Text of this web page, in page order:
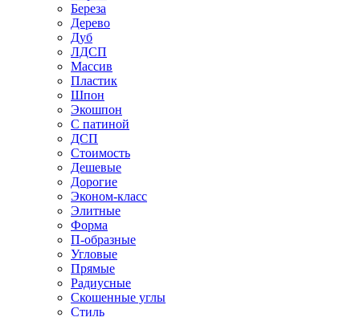
Береза
Дерево
Дуб
ЛДСП
Массив
Пластик
Шпон
Экошпон
С патиной
ДСП
Стоимость
Дешевые
Дорогие
Эконом-класс
Элитные
Форма
П-образные
Угловые
Прямые
Радиусные
Скошенные углы
Стиль